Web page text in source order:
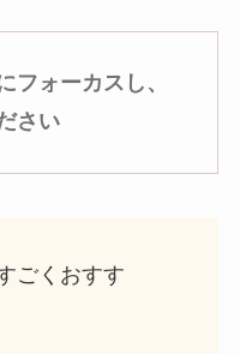
フォーカスし、
さい
すごくおすす